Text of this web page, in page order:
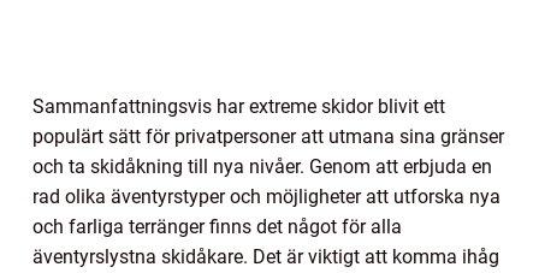
Sammanfattningsvis har extreme skidor blivit ett
populärt sätt för privatpersoner att utmana sina gränser
och ta skidåkning till nya nivåer. Genom att erbjuda en
rad olika äventyrstyper och möjligheter att utforska nya
och farliga terränger finns det något för alla
äventyrslystna skidåkare. Det är viktigt att komma ihåg